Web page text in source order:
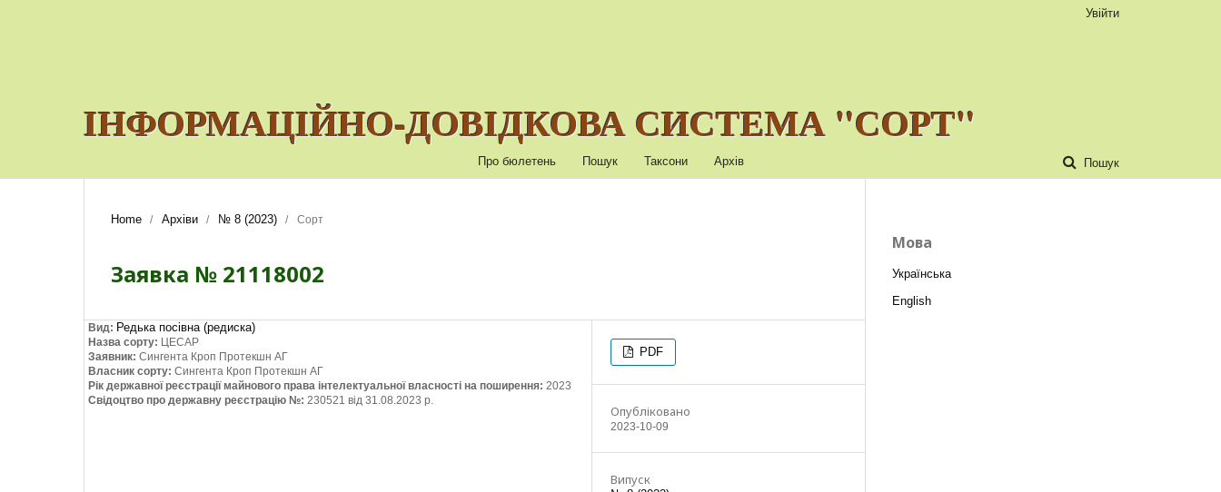
ІНФОРМАЦІЙНО-ДОВІДКОВА СИСТЕМА "СОРТ"
Про бюлетень Пошук Таксони Архів Пошук
Увійти
Home / Архіви / № 8 (2023) / Сорт
Заявка № 21118002
Вид: Редька посівна (редиска)
Назва сорту: ЦЕСАР
Заявник: Сингента Кроп Протекшн АГ
Власник сорту: Сингента Кроп Протекшн АГ
Рік державної реєстрації майнового права інтелектуальної власності на поширення: 2023
Свідоцтво про державну реєстрацію №: 230521 від 31.08.2023 р.
PDF
Опубліковано
2023-10-09
Випуск
Мова
Українська
English